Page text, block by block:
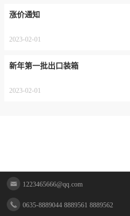
涨价通知
2023-02-01
新年第一批出口装箱
2023-02-01
1223465666@qq.com
0635-8889044 8889561 8889562